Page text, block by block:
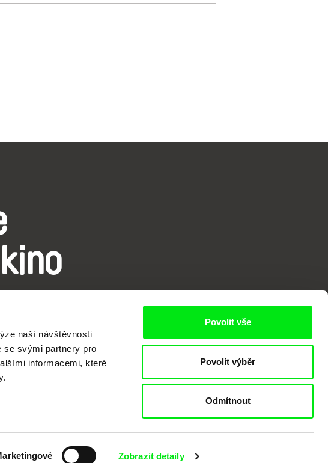
naší návštěvnosti
se svými partnery pro
informacemi, které
Zobrazit detaily
Povolit vše
Povolit výběr
Odmítnout
dokumentárního filmu sdružených do Doc
rozmanitost a podporovat kvalitní autorské